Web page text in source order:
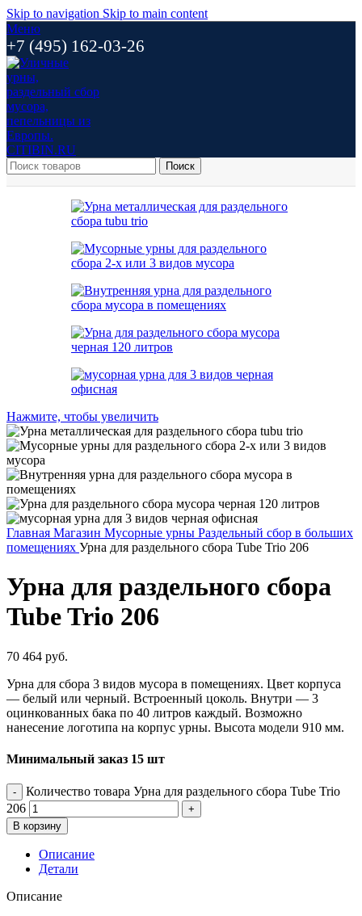
Skip to navigation Skip to main content
Меню
+7 (495) 162-03-26
Поиск
Нажмите, чтобы увеличить
Главная Магазин Мусорные урны Раздельный сбор в больших
помещениях Урна для раздельного сбора Tube Trio 206
Урна для раздельного сбора
Tube Trio 206
70 464 руб.
Урна для сбора 3 видов мусора в помещениях. Цвет корпуса
— белый или черный. Встроенный цоколь. Внутри — 3
оцинкованных бака по 40 литров каждый. Возможно
нанесение логотипа на корпус урны. Высота модели 910 мм.
Минимальный заказ 15 шт
Количество товара Урна для раздельного сбора Tube Trio
206
В корзину
Описание
Детали
Описание